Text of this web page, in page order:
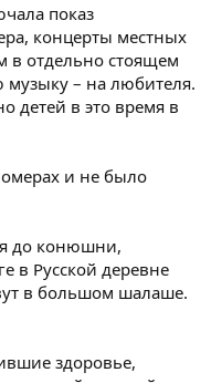
показ
концерты местных
в отдельно стоящем
музыку – на любителя.
детей в это время в
и не было
до конюшни,
в Русской деревне
в большом шалаше.
здоровье,